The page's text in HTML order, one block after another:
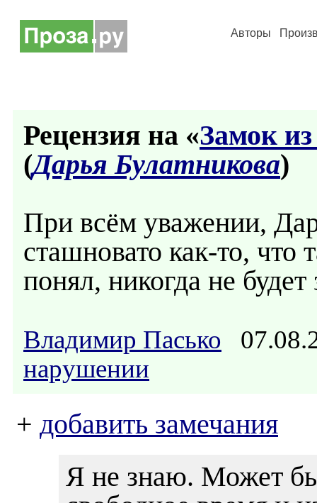
Авторы
Рецензия на «Замок
(Дарья Булатникова)
При всём уважении,
сташновато как-то, что
понял, никогда не будет
Владимир Пасько
нарушении
+ добавить замечания
Я не знаю. Может